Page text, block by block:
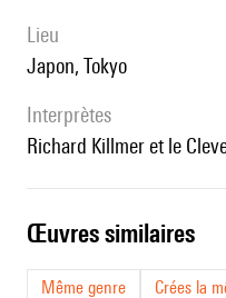
lieu
Japon, Tokyo
interprètes
Richard Killmer et le
œuvres similaires
Même genre
Crées la